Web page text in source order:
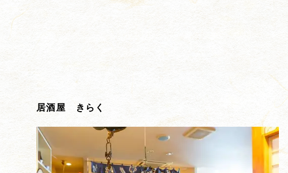
居酒屋 きらく